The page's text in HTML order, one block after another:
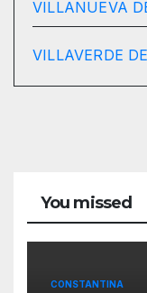
VILLANUEVA
VILLAVERDE
You missed
CONSTANTINA